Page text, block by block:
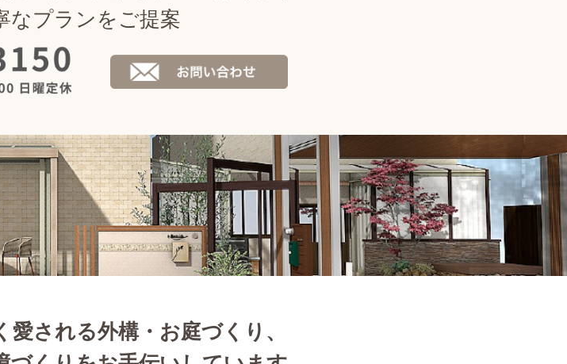
なプランをご提案
される外構・お庭づくり、